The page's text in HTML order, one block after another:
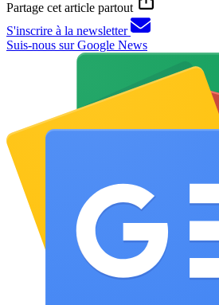
Partage cet article partout
S'inscrire à la newsletter
Suis-nous sur Google News